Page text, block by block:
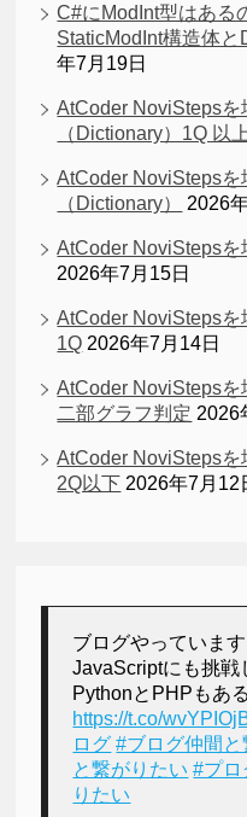
C#にModInt型はある
StaticModInt構造体
年7月19日
AtCoder NoviStepsを
（Dictionary）1Q 以上
AtCoder NoviStepsを
（Dictionary）
2026
AtCoder NoviStepsを
2026年7月15日
AtCoder NoviSteps
1Q 2026年7月14日
AtCoder NoviSteps
二部グラフ判定 2026
AtCoder NoviSteps
2Q以下 2026年7月12
ブログやっていま
JavaScriptにも挑戦
PythonとPHPもあ
https://t.co/
ログ #ブログ仲間と
と繋がりたい #プロ
りたい